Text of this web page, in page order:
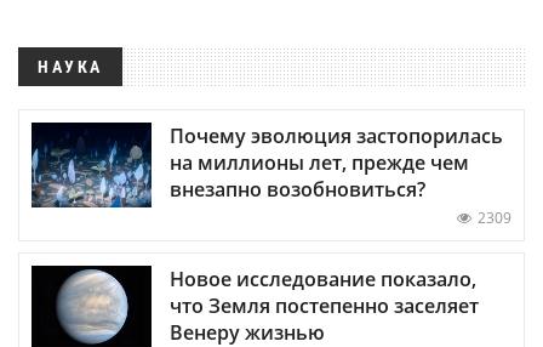
НАУКА
Почему эволюция застопорилась
на миллионы лет, прежде чем
внезапно возобновиться?
2309
Новое исследование показало,
что Земля постепенно заселяет
Венеру жизнью